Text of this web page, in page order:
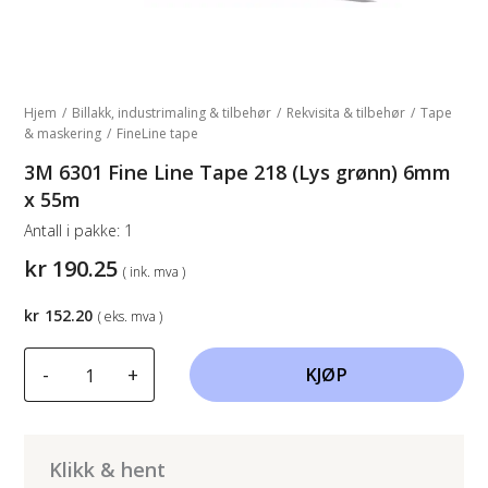
Hjem / Billakk, industrimaling & tilbehør / Rekvisita & tilbehør / Tape
& maskering / FineLine tape
3M 6301 Fine Line Tape 218 (Lys grønn) 6mm
x 55m
kr 190.25 ( ink. mva )
Antall i pakke: 1
-
Tape
+ KJØP
Klikk & hent
kr 152.20 ( eks. mva )